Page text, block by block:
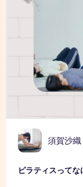
須賀沙織
ピラティスってな